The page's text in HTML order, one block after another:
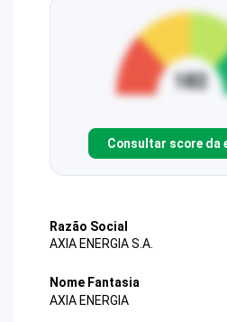
Consultar score da
Razão Social
AXIA ENERGIA S.A.
Nome Fantasia
AXIA ENERGIA